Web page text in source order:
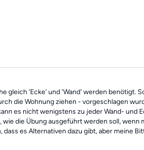
gleich 'Ecke' und 'Wand' werden benötigt.
die Wohnung ziehen - vorgeschlagen
es nicht wenigstens zu jeder Wand- und
die Übung ausgeführt werden soll, wenn
es Alternativen dazu gibt, aber meine